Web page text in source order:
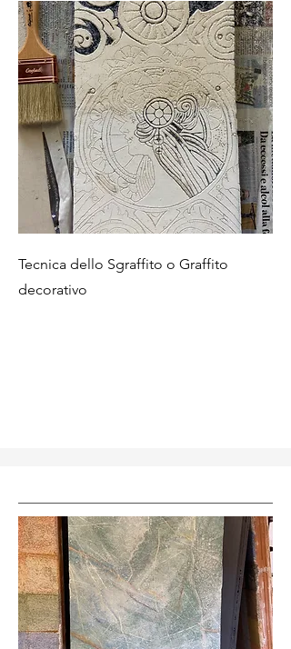
Tecnica dello Sgraffito o Graffito
decorativo